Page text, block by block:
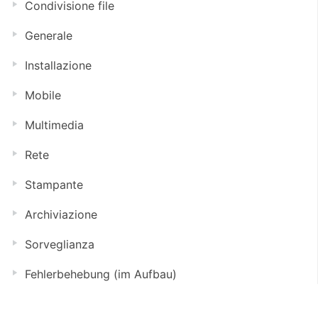
Condivisione file
Generale
Installazione
Mobile
Multimedia
Rete
Stampante
Archiviazione
Sorveglianza
Fehlerbehebung (im Aufbau)